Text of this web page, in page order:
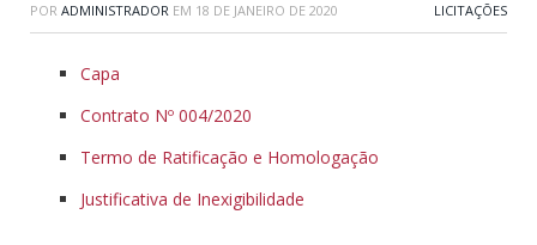
POR ADMINISTRADOR EM 18 DE JANEIRO DE 2020 LICITAÇÕES
Capa
Contrato Nº 004/2020
Termo de Ratificação e Homologação
Justificativa de Inexigibilidade